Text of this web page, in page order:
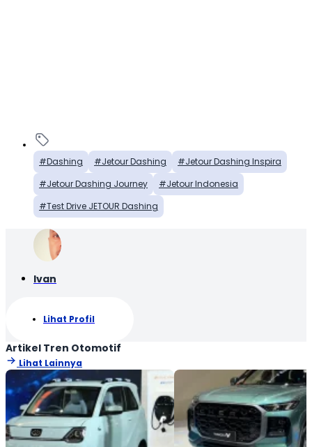
Dashing Jetour Dashing
Jetour Dashing Inspira
Jetour Dashing Journey
Jetour Indonesia
Test Drive JETOUR Dashing
Ivan
Lihat Profil
Artikel Tren Otomotif
Lihat Lainnya